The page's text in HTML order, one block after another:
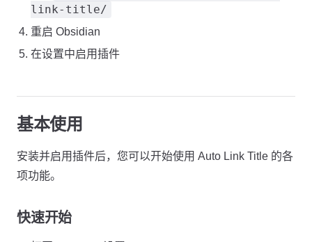
link-title/
重启 Obsidian
在设置中启用插件
基本使用
安装并启用插件后，您可以开始使用 Auto Link Title 的各
项功能。
快速开始